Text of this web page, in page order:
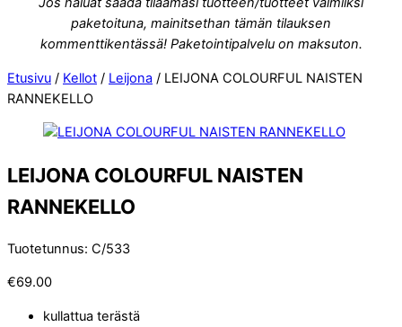
paketoituna, mainitsethan tämän tilauksen
kommenttikentässä! Paketointipalvelu on maksuton.
Etusivu / Kellot / Leijona / LEIJONA COLOURFUL NAISTEN
RANNEKELLO
LEIJONA COLOURFUL NAISTEN
RANNEKELLO
Tuotetunnus: C/533
€69.00
kullattua terästä